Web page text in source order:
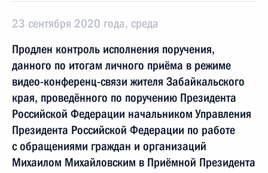
23 сентября 2020 года, среда
Продлен контроль исполнения поручения,
данного по итогам личного приёма в режиме
видео-конференц-связи жителя Забайкальского
края, проведённого по поручению Президента
Российской Федерации начальником Управления
Президента Российской Федерации по работе
с обращениями граждан и организаций
Михаилом Михайловским в Приёмной Президента